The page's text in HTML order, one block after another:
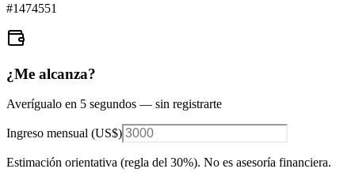
#1474551
¿Me alcanza?
Averígualo en 5 segundos — sin registrarte
Ingreso mensual (US$)
Estimación orientativa (regla del 30%). No es asesoría financiera.